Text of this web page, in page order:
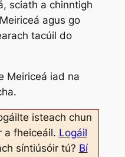
sciath a chinntigh
agus go
tacúil do
Meiriceá iad na
isteach chun
a fheiceáil. Logáil
síntiúsóir tú? Bí